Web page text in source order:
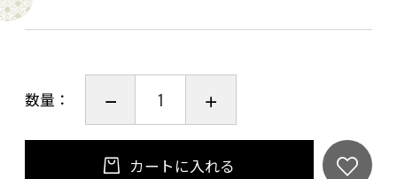
数量：
カートに入れる